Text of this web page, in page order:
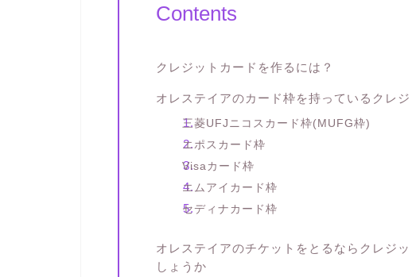
Contents
クレジットカードを作るには？
オレステイアのカード枠を持っているクレジ
三菱UFJニコスカード枠(MUFG枠)
エポスカード枠
Visaカード枠
エムアイカード枠
セディナカード枠
オレステイアのチケットをとるならクレジ
しょうか